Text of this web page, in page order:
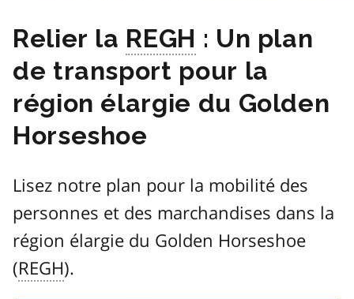
Relier la REGH : Un plan
de transport pour la
région élargie du Golden
Horseshoe
Lisez notre plan pour la mobilité des
personnes et des marchandises dans la
région élargie du Golden Horseshoe
(REGH).